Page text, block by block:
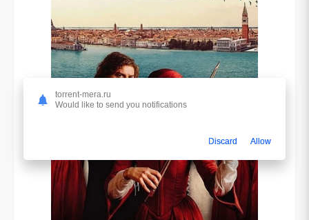
torrent-mera.ru
Would like to send you notifications
Discard Allow